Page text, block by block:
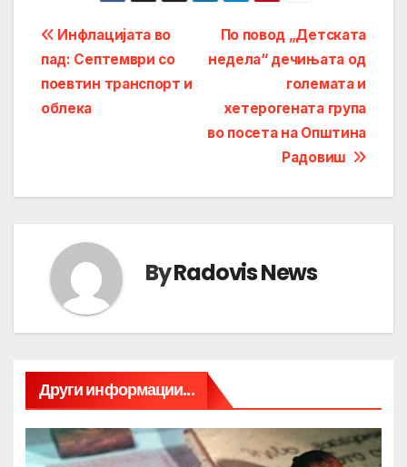
Post
navigation
По повод „Детската
недела“ дечињата од
големата и
хетерогената група
во посета на Општина
Радовиш
Инфлацијата во
пад: Септември со
поевтин транспорт и
облека
ByRadovis News
Други информации...